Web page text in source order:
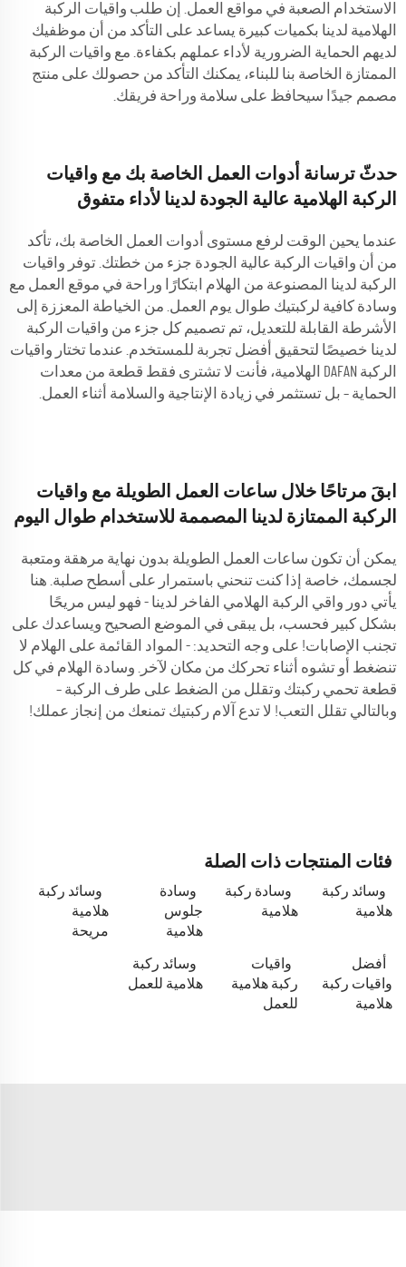
الاستخدام الصعبة في مواقع العمل. إن طلب واقيات الركبة
الهلامية لدينا بكميات كبيرة يساعد على التأكد من أن موظفيك
لديهم الحماية الضرورية لأداء عملهم بكفاءة. مع واقيات الركبة
الممتازة الخاصة بنا للبناء، يمكنك التأكد من حصولك على منتج
مصمم جيدًا سيحافظ على سلامة وراحة فريقك.
حدثّ ترسانة أدوات العمل الخاصة بك مع واقيات
الركبة الهلامية عالية الجودة لدينا لأداء متفوق
عندما يحين الوقت لرفع مستوى أدوات العمل الخاصة بك، تأكد
من أن واقيات الركبة عالية الجودة جزء من خطتك. توفر واقيات
الركبة لدينا المصنوعة من الهلام ابتكارًا وراحة في موقع العمل مع
وسادة كافية لركبتيك طوال يوم العمل. من الخياطة المعززة إلى
الأشرطة القابلة للتعديل، تم تصميم كل جزء من واقيات الركبة
لدينا خصيصًا لتحقيق أفضل تجربة للمستخدم. عندما تختار واقيات
الركبة DAFAN الهلامية، فأنت لا تشترى فقط قطعة من معدات
الحماية – بل تستثمر في زيادة الإنتاجية والسلامة أثناء العمل.
ابقَ مرتاحًا خلال ساعات العمل الطويلة مع واقيات
الركبة الممتازة لدينا المصممة للاستخدام طوال اليوم
يمكن أن تكون ساعات العمل الطويلة بدون نهاية مرهقة ومتعبة
لجسمك، خاصة إذا كنت تنحني باستمرار على أسطح صلبة. هنا
يأتي دور واقي الركبة الهلامي الفاخر لدينا - فهو ليس مريحًا
بشكل كبير فحسب، بل يبقى في الموضع الصحيح ويساعدك على
تجنب الإصابات! على وجه التحديد: - المواد القائمة على الهلام لا
تنضغط أو تشوه أثناء تحركك من مكان لآخر. وسادة الهلام في كل
قطعة تحمي ركبتك وتقلل من الضغط على طرف الركبة –
وبالتالي تقلل التعب! لا تدع آلام ركبتيك تمنعك من إنجاز عملك!
فئات المنتجات ذات الصلة
وسائد ركبة
هلامية
وسادة ركبة
هلامية
وسادة
جلوس
هلامية
وسائد ركبة
هلامية
مريحة
أفضل
واقيات ركبة
هلامية
واقيات
ركبة هلامية
للعمل
وسائد ركبة
هلامية للعمل